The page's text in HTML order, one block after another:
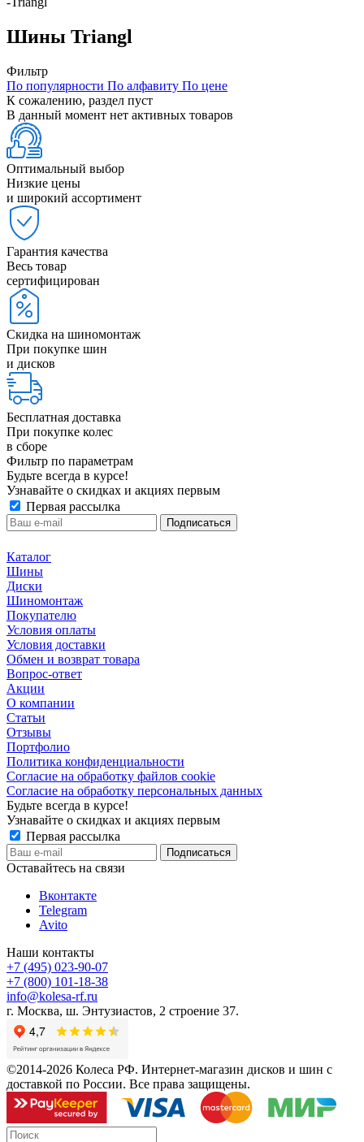
Шины Triangl
Фильтр
По популярности По алфавиту По цене
К сожалению, раздел пуст
В данный момент нет активных товаров
Оптимальный выбор
Низкие цены
и широкий ассортимент
Гарантия качества
Весь товар
сертифицирован
Скидка на шиномонтаж
При покупке шин
и дисков
Бесплатная доставка
При покупке колес
в сборе
Фильтр по параметрам
Будьте всегда в курсе!
Узнавайте о скидках и акциях первым
Первая рассылка
Каталог
Шины
Диски
Шиномонтаж
Покупателю
Условия оплаты
Условия доставки
Обмен и возврат товара
Вопрос-ответ
Акции
О компании
Статьи
Отзывы
Портфолио
Политика конфиденциальности
Согласие на обработку файлов cookie
Согласие на обработку персональных данных
Будьте всегда в курсе!
Узнавайте о скидках и акциях первым
Первая рассылка
Оставайтесь на связи
Вконтакте
Telegram
Avito
Наши контакты
+7 (495) 023-90-07
+7 (800) 101-18-38
info@kolesa-rf.ru
г. Москва, ш. Энтузиастов, 2 строение 37.
©2014-2026 Колеса РФ. Интернет-магазин дисков и шин с
доставкой по России. Все права защищены.